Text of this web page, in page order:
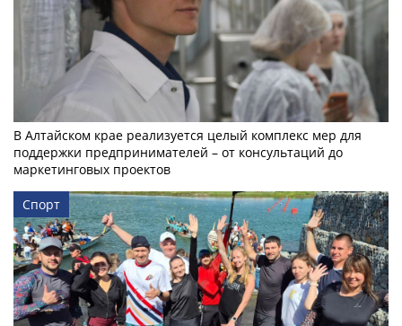
В Алтайском крае реализуется целый комплекс мер для
поддержки предпринимателей – от консультаций до
маркетинговых проектов
Спорт